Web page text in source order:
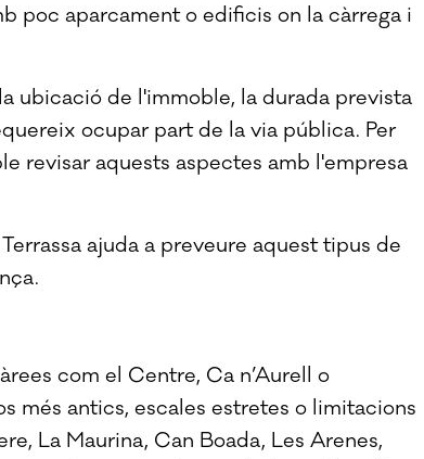
poc aparcament o edificis on la càrrega i
ubicació de l'immoble, la durada prevista
ocupar part de la via pública. Per
revisar aquests aspectes amb l'empresa
ajuda a preveure aquest tipus de
com el Centre, Ca n’Aurell o
més antics, escales estretes o limitacions
La Maurina, Can Boada, Les Arenes,